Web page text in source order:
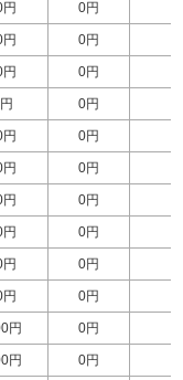
0円
0円
0円
0円
0円
0円
0円
0円
0円
0円
円 0円
円 0円